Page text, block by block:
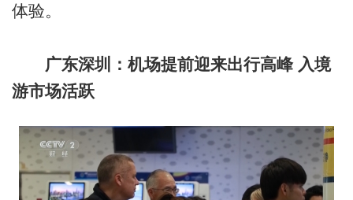
体验。
广东深圳：机场提前迎来出行高峰 入境
游市场活跃